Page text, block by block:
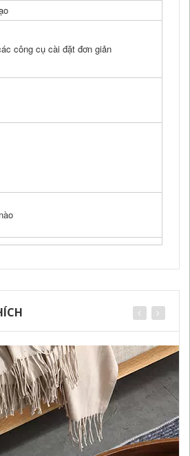
công cụ cài đặt đơn giản